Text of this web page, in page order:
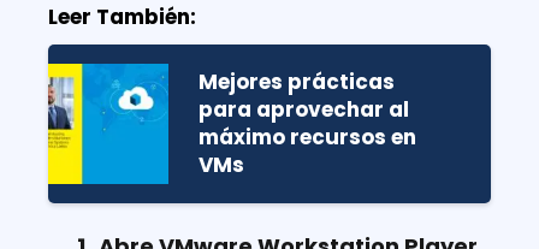
Leer También:
Mejores prácticas
para aprovechar al
máximo recursos en
VMs